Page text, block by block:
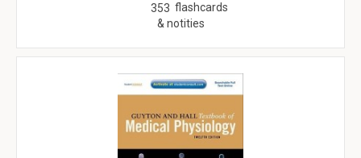
353 flashcards
& notities